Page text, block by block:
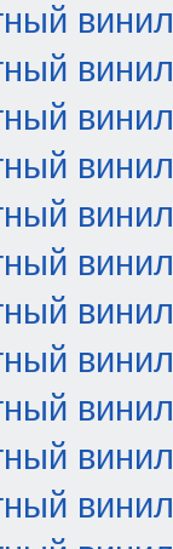
винил
винил
винил
винил
винил
винил
винил
винил
винил
винил
винил